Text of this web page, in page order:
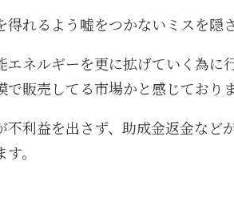
得れるよう嘘をつかないミスを隠
エネルギーを更に拡げていく為
販売してる市場かと感じておりま
不利益を出さず、助成金返金など
。